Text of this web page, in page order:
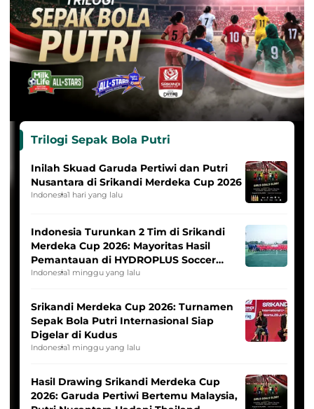
Trilogi Sepak Bola Putri
Inilah Skuad Garuda Pertiwi dan Putri
Nusantara di Srikandi Merdeka Cup 2026
Indonesia1 hari yang lalu
Indonesia Turunkan 2 Tim di Srikandi
Merdeka Cup 2026: Mayoritas Hasil
Pemantauan di HYDROPLUS Soccer
League
Indonesia1 minggu yang lalu
Srikandi Merdeka Cup 2026: Turnamen
Sepak Bola Putri Internasional Siap
Digelar di Kudus
Indonesia1 minggu yang lalu
Hasil Drawing Srikandi Merdeka Cup
2026: Garuda Pertiwi Bertemu Malaysia,